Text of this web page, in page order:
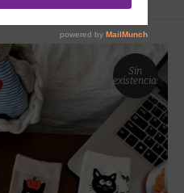
Sin
existencias